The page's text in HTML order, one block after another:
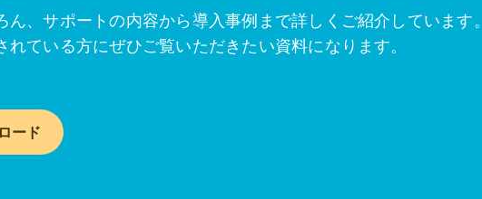
ん、サポートの内容から導入事例まで詳しくご紹介しています。
れている方にぜひご覧いただきたい資料になります。
ード